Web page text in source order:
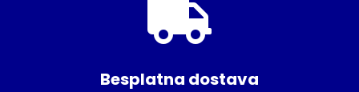
Besplatna dostava